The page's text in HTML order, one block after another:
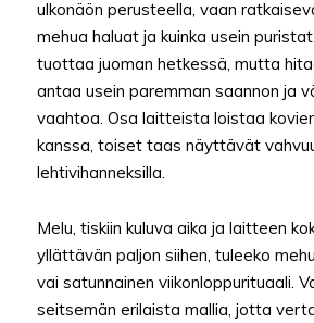
ulkonäön perusteella, vaan
mehua haluat ja kuinka usein
tuottaa juoman hetkessä, mutta
antaa usein paremman saannon ja
vaahtoa. Osa laitteista loistaa
kanssa, toiset taas näyttävät
lehtivihanneksilla.
Melu, tiskiin kuluva aika ja laitteen
yllättävän paljon siihen, tuleeko
vai satunnainen viikonloppurituaali.
seitsemän erilaista mallia, jotta